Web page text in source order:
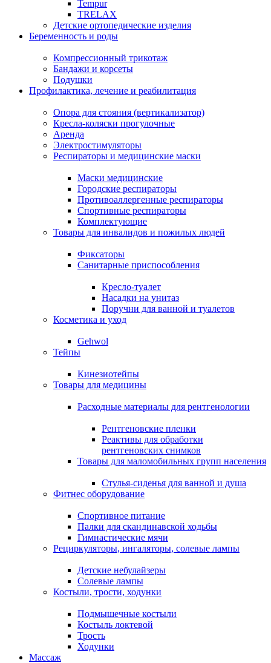
Tempur
TRELAX
Детские ортопедические изделия
Беременность и роды
Компрессионный трикотаж
Бандажи и корсеты
Подушки
Профилактика, лечение и реабилитация
Опора для стояния (вертикализатор)
Кресла-коляски прогулочные
Аренда
Электростимуляторы
Респираторы и медицинские маски
Маски медицинские
Городские респираторы
Противоаллергенные респираторы
Спортивные респираторы
Комплектующие
Товары для инвалидов и пожилых людей
Фиксаторы
Санитарные приспособления
Кресло-туалет
Насадки на унитаз
Поручни для ванной и туалетов
Косметика и уход
Gehwol
Тейпы
Кинезиотейпы
Товары для медицины
Расходные материалы для рентгенологии
Рентгеновские пленки
Реактивы для обработки
рентгеновских снимков
Товары для маломобильных групп населения
Стулья-сиденья для ванной и душа
Фитнес оборудование
Спортивное питание
Палки для скандинавской ходьбы
Гимнастические мячи
Рециркуляторы, ингаляторы, солевые лампы
Детские небулайзеры
Солевые лампы
Костыли, трости, ходунки
Подмышечные костыли
Костыль локтевой
Трость
Ходунки
Массаж